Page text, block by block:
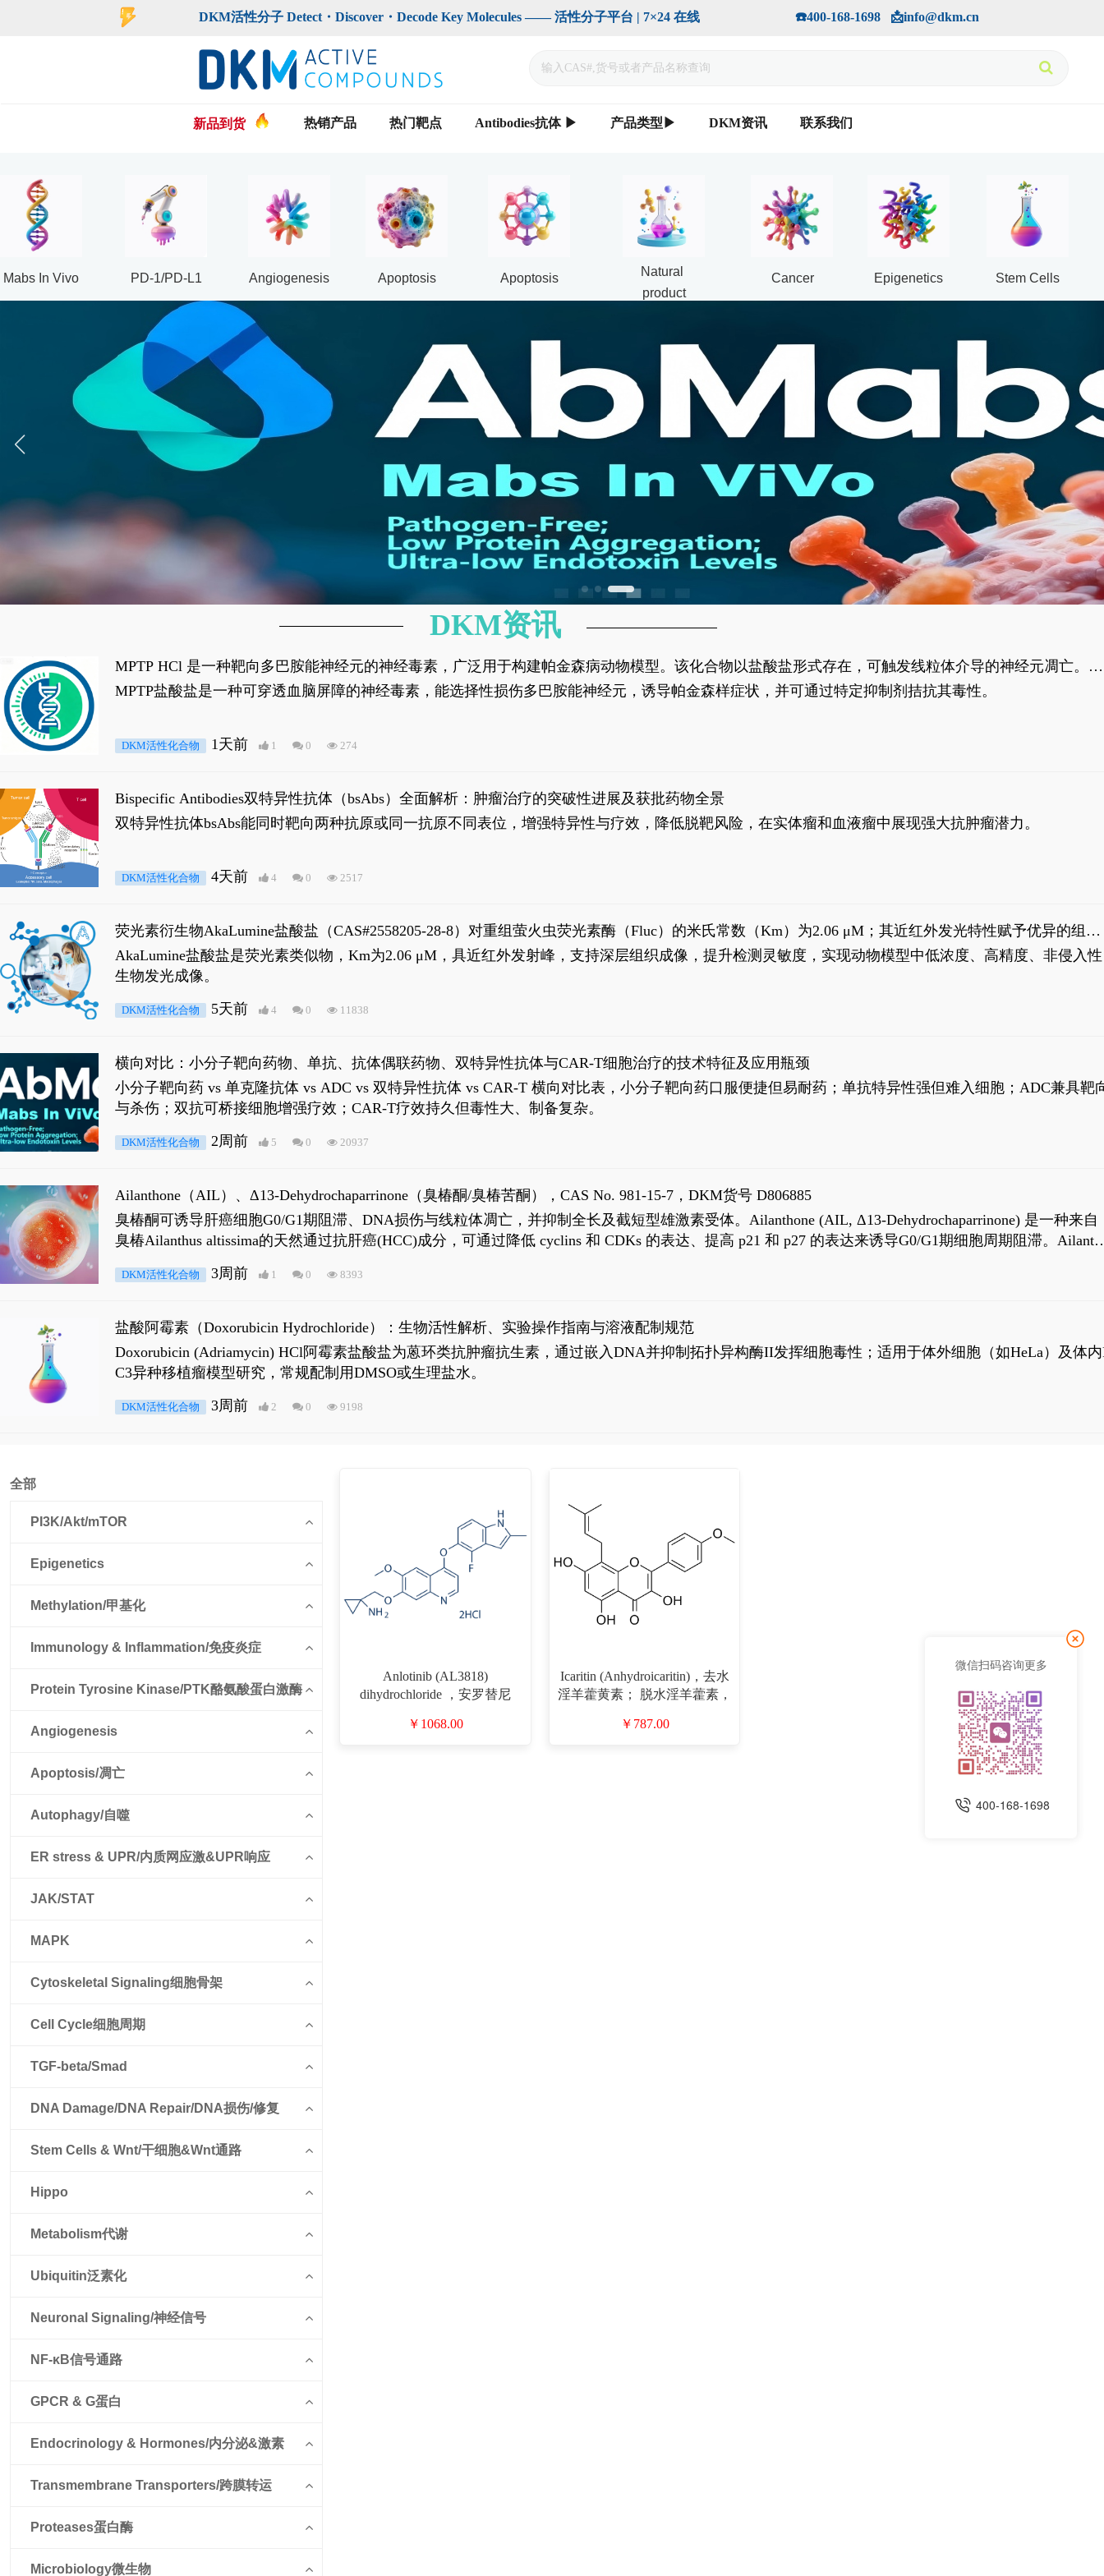
手机版
DKM活性分子 Detect・Discover・Decode Key Molecules —— 活性分子平台 | 7×24 在线                             ☎️400-168-1698   📩info@dkm.cn
新品到货 热销产品 热门靶点 Antibodies抗体 ▶ 产品类型▶ DKM资讯 联系我们
Mabs In Vivo PD-1/PD-L1 Angiogenesis Apoptosis Apoptosis
Natural
product
Cancer Epigenetics Stem Cells
MPTP HCl 是一种靶向多巴胺能神经元的神经毒素，广泛用于构建帕金森病动物模型。该化合物以盐酸盐形式存在，可触发线粒体介导的神经元凋亡。其
经典应用即为选择性损毁中脑黑质致密部多巴胺能神经元，从而可靠模拟帕金森病的核心病理与行为表型。
MPTP盐酸盐是一种可穿透血脑屏障的神经毒素，能选择性损伤多巴胺能神经元，诱导帕金森样症状，并可通过特定抑制剂拮抗其毒性。
DKM活性化合物 1天前 1 0 274
Bispecific Antibodies双特异性抗体（bsAbs）全面解析：肿瘤治疗的突破性进展及获批药物全景
双特异性抗体bsAbs能同时靶向两种抗原或同一抗原不同表位，增强特异性与疗效，降低脱靶风险，在实体瘤和血液瘤中展现强大抗肿瘤潜力。
DKM活性化合物 4天前 4 0 2517
荧光素衍生物AkaLumine盐酸盐（CAS#2558205-28-8）对重组萤火虫荧光素酶（Fluc）的米氏常数（Km）为2.06 μM；其近红外发光特性赋予优异的组织
穿透能力，大幅增强成像信噪比，从而实现活体动物模型中极低给药剂量下的高灵敏度、非侵入式生物发光动态追踪。
AkaLumine盐酸盐是荧光素类似物，Km为2.06 μM，具近红外发射峰，支持深层组织成像，提升检测灵敏度，实现动物模型中低浓度、高精度、非侵入性
生物发光成像。
DKM活性化合物 5天前 4 0 11838
横向对比：小分子靶向药物、单抗、抗体偶联药物、双特异性抗体与CAR-T细胞治疗的技术特征及应用瓶颈
小分子靶向药 vs 单克隆抗体 vs ADC vs 双特异性抗体 vs CAR-T 横向对比表，小分子靶向药口服便捷但易耐药；单抗特异性强但难入细胞；ADC兼具靶
与杀伤；双抗可桥接细胞增强疗效；CAR-T疗效持久但毒性大、制备复杂。
DKM活性化合物 2周前 5 0 20937
Ailanthone（AIL）、Δ13-Dehydrochaparrinone（臭椿酮/臭椿苦酮），CAS No. 981-15-7，DKM货号 D806885
臭椿酮可诱导肝癌细胞G0/G1期阻滞、DNA损伤与线粒体凋亡，并抑制全长及截短型雄激素受体。Ailanthone (AIL, Δ13-Dehydrochaparrinone) 是一种来自
臭椿Ailanthus altissima的天然通过抗肝癌(HCC)成分，可通过降低 cyclins 和 CDKs 的表达、提高 p21 和 p27 的表达来诱导G0/G1期细胞周期阻滞。
是全长 Androgen Receptor (AR-FL)和组成型活性截断AR剪接变体(AR-Vs, AR1-651)的抑制剂，对应的IC50值分别为69 nM和309 nM。
DKM活性化合物 3周前 1 0 8393
盐酸阿霉素（Doxorubicin Hydrochloride）：生物活性解析、实验操作指南与溶液配制规范
Doxorubicin (Adriamycin) HCl阿霉素盐酸盐为蒽环类抗肿瘤抗生素，通过嵌入DNA并抑制拓扑异构酶II发挥细胞毒性；适用于体外细胞（如HeLa）及体内
C3异种移植瘤模型研究，常规配制用DMSO或生理盐水。
DKM活性化合物 3周前 2 0 9198
DKM资讯
全部
PI3K/Akt/mTOR
Epigenetics
Methylation/甲基化
Immunology & Inflammation/免疫炎症
Protein Tyrosine Kinase/PTK酪氨酸蛋白激酶
Angiogenesis
Apoptosis/凋亡
Autophagy/自噬
ER stress & UPR/内质网应激&UPR响应
JAK/STAT
MAPK
Cytoskeletal Signaling细胞骨架
Cell Cycle细胞周期
TGF-beta/Smad
DNA Damage/DNA Repair/DNA损伤/修复
Stem Cells & Wnt/干细胞&Wnt通路
Hippo
Metabolism代谢
Ubiquitin泛素化
Neuronal Signaling/神经信号
NF-κB信号通路
GPCR & G蛋白
Endocrinology & Hormones/内分泌&激素
Transmembrane Transporters/跨膜转运
Proteases蛋白酶
Microbiology微生物
Anlotinib (AL3818)
dihydrochloride ，安罗替尼
D808726 请使用生理盐水而非
￥1068.00
Icaritin (Anhydroicaritin)，去水
淫羊藿黄素； 脱水淫羊藿素，
9 目录号D932762）
￥787.00
微信扫码咨询更多
400-168-1698